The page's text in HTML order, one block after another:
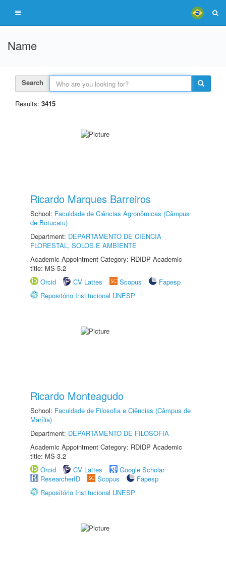
Name
Search
Results: 3415
Ricardo Marques Barreiros
School: Faculdade de Ciências Agronômicas (Câmpus
de Botucatu)
Department: DEPARTAMENTO DE CIÊNCIA
FLORESTAL, SOLOS E AMBIENTE
Academic Appointment Category: RDIDP Academic
title: MS-5.2
Orcid
CV Lattes Scopus
Fapesp
Repositório Institucional UNESP
Ricardo Monteagudo
School: Faculdade de Filosofia e Ciências (Câmpus de
Marília)
Department: DEPARTAMENTO DE FILOSOFIA
Academic Appointment Category: RDIDP Academic
title: MS-3.2
Orcid
CV Lattes
Google Scholar
ResearcherID
Scopus
Fapesp
Repositório Institucional UNESP